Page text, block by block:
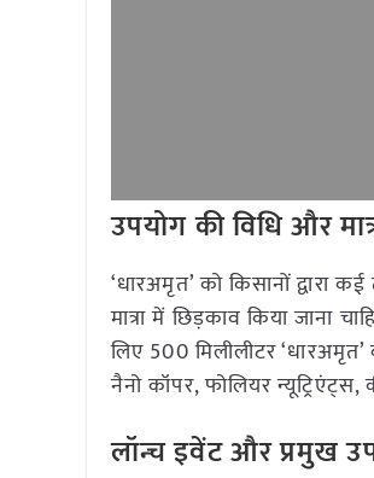
उपयोग की विधि और
‘धारअमृत’ को किसानों द्वारा
मात्रा में छिड़काव किया जाना
लिए 500 मिलीलीटर
नैनो कॉपर, फोलियर
लॉन्च इवेंट और प्रमुख